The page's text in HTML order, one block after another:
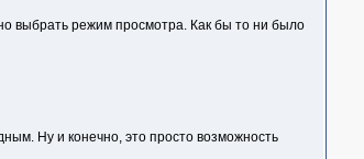
выбрать режим просмотра. Как бы то ни было
Ну и конечно, это просто возможность